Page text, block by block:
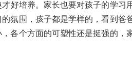
好培养。家长也要对孩子的学习
氛围，孩子都是学样的，看到爸
各个方面的可塑性还是挺强的，